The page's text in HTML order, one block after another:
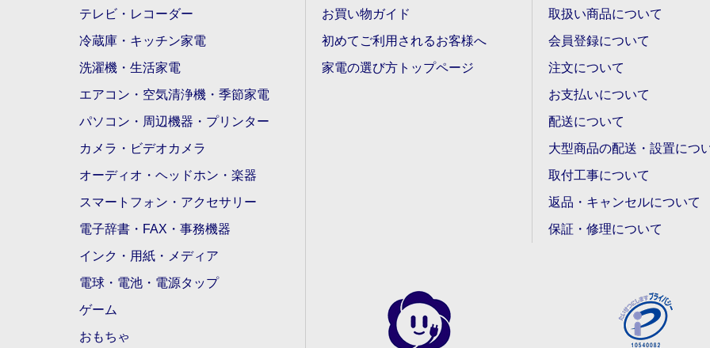
テレビ・レコーダー
冷蔵庫・キッチン家電
洗濯機・生活家電
エアコン・空気清浄機・季節家電
パソコン・周辺機器・プリンター
カメラ・ビデオカメラ
オーディオ・ヘッドホン・楽器
スマートフォン・アクセサリー
電子辞書・FAX・事務機器
インク・用紙・メディア
電球・電池・電源タップ
ゲーム
おもちゃ
お買い物ガイド
初めてご利用されるお客様へ
家電の選び方トップページ
取扱い商品について
会員登録について
注文について
お支払いについて
配送について
大型商品の配送・設置につ
取付工事について
返品・キャンセルについて
保証・修理について